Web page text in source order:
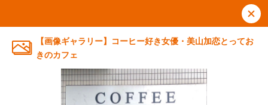
【画像ギャラリー】コーヒー好き女優・美山加恋とってお
きのカフェ